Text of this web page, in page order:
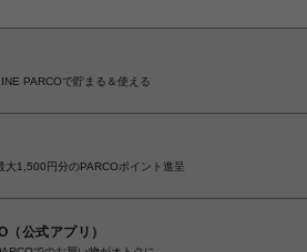
PARCOで貯まる＆使える
大1,500円分のPARCOポイント進呈
公式アプリ）